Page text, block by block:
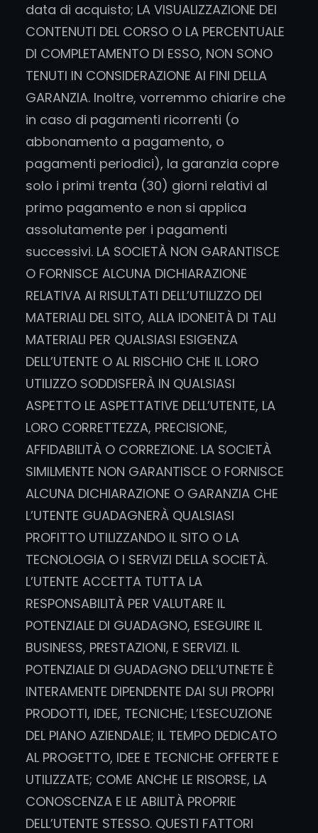
data di acquisto; LA VISUALIZZAZIONE DEI
CONTENUTI DEL CORSO O LA PERCENTUALE
DI COMPLETAMENTO DI ESSO, NON SONO
TENUTI IN CONSIDERAZIONE AI FINI DELLA
GARANZIA. Inoltre, vorremmo chiarire che
in caso di pagamenti ricorrenti (o
abbonamento a pagamento, o
pagamenti periodici), la garanzia copre
solo i primi trenta (30) giorni relativi al
primo pagamento e non si applica
assolutamente per i pagamenti
successivi. LA SOCIETÀ NON GARANTISCE
O FORNISCE ALCUNA DICHIARAZIONE
RELATIVA AI RISULTATI DELL’UTILIZZO DEI
MATERIALI DEL SITO, ALLA IDONEITÀ DI TALI
MATERIALI PER QUALSIASI ESIGENZA
DELL’UTENTE O AL RISCHIO CHE IL LORO
UTILIZZO SODDISFERÀ IN QUALSIASI
ASPETTO LE ASPETTATIVE DELL’UTENTE, LA
LORO CORRETTEZZA, PRECISIONE,
AFFIDABILITÀ O CORREZIONE. LA SOCIETÀ
SIMILMENTE NON GARANTISCE O FORNISCE
ALCUNA DICHIARAZIONE O GARANZIA CHE
L’UTENTE GUADAGNERÀ QUALSIASI
PROFITTO UTILIZZANDO IL SITO O LA
TECNOLOGIA O I SERVIZI DELLA SOCIETÀ.
L’UTENTE ACCETTA TUTTA LA
RESPONSABILITÀ PER VALUTARE IL
POTENZIALE DI GUADAGNO, ESEGUIRE IL
BUSINESS, PRESTAZIONI, E SERVIZI. IL
POTENZIALE DI GUADAGNO DELL’UTNETE È
INTERAMENTE DIPENDENTE DAI SUI PROPRI
PRODOTTI, IDEE, TECNICHE; L’ESECUZIONE
DEL PIANO AZIENDALE; IL TEMPO DEDICATO
AL PROGETTO, IDEE E TECNICHE OFFERTE E
UTILIZZATE; COME ANCHE LE RISORSE, LA
CONOSCENZA E LE ABILITÀ PROPRIE
DELL’UTENTE STESSO. QUESTI FATTORI